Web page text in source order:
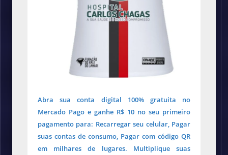
Abra sua conta digital 100% gratuita no
Mercado Pago e ganhe R$ 10 no seu primeiro
pagamento para: Recarregar seu celular, Pagar
suas contas de consumo, Pagar com código QR
em milhares de lugares. Multiplique suas